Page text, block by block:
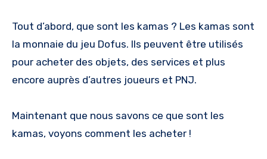
Tout d’abord, que sont les kamas ? Les kamas sont
la monnaie du jeu Dofus. Ils peuvent être utilisés
pour acheter des objets, des services et plus
encore auprès d’autres joueurs et PNJ.
Maintenant que nous savons ce que sont les
kamas, voyons comment les acheter !